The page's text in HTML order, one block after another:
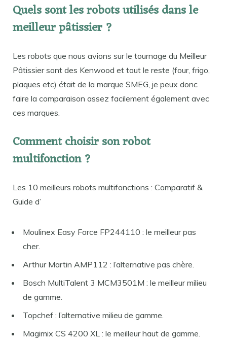
Quels sont les robots utilisés dans le
meilleur pâtissier ?
Les robots que nous avions sur le tournage du Meilleur
Pâtissier sont des Kenwood et tout le reste (four, frigo,
plaques etc) était de la marque SMEG, je peux donc
faire la comparaison assez facilement également avec
ces marques.
Comment choisir son robot
multifonction ?
Les 10 meilleurs robots multifonctions : Comparatif &
Guide d’
Moulinex Easy Force FP244110 : le meilleur pas
cher.
Arthur Martin AMP112 : l’alternative pas chère.
Bosch MultiTalent 3 MCM3501M : le meilleur milieu
de gamme.
Topchef : l’alternative milieu de gamme.
Magimix CS 4200 XL : le meilleur haut de gamme.